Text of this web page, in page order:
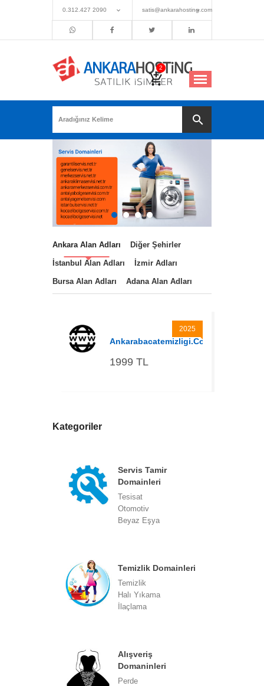
0.312.427 2090 satis@ankarahosting.com
Ankara Alan Adları Diğer Şehirler
İstanbul Alan Adları İzmir Adları
Bursa Alan Adları Adana Alan Adları
Ankarabacatemizligi.com
1999 TL
2025
Kategoriler
Servis Tamir
Domainleri
Tesisat
Otomotiv
Beyaz Eşya
Temizlik Domainleri
Temizlik
Halı Yıkama
İlaçlama
Alışveriş
Domaninleri
Perde